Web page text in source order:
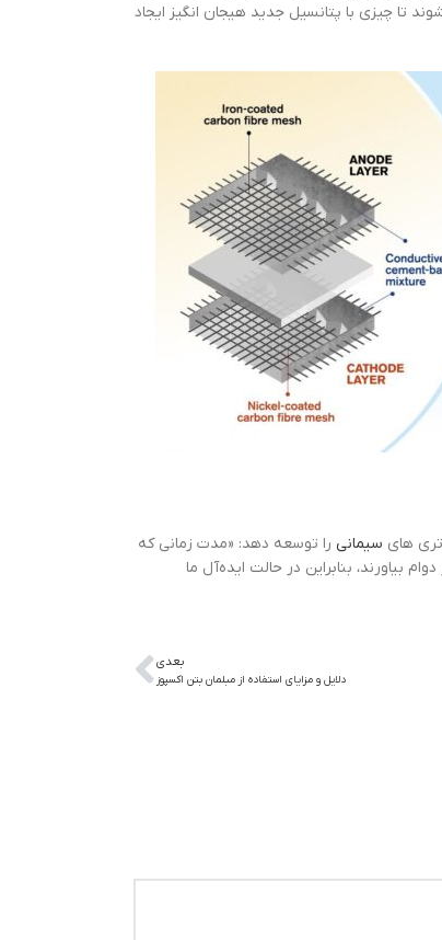
تا چیزی با پتانسیل جدید هیجان انگیز ایجاد
های سیمانی را توسعه دهد: «مدت زمانی که
ساختمان‌های بتنی به راحتی می‌توانند 50 سال یا بیشتر دوام بیاورند، بنابراین در حالت ایده‌آل ما
بعدی
دلایل و مزایای استفاده از مبلمان بتن اکسپوز